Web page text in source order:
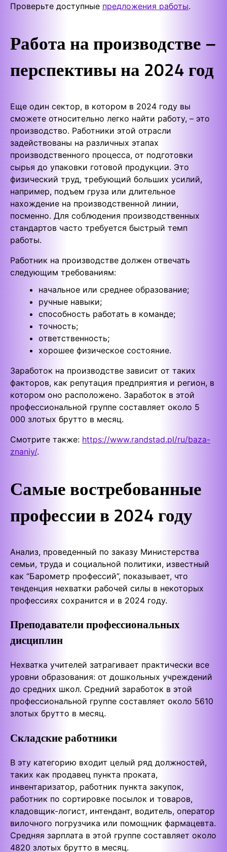
Проверьте доступные предложения работы.
Работа на производстве –
перспективы на 2024 год
Еще один сектор, в котором в 2024 году вы
сможете относительно легко найти работу, – это
производство. Работники этой отрасли
задействованы на различных этапах
производственного процесса, от подготовки
сырья до упаковки готовой продукции. Это
физический труд, требующий больших усилий,
например, подъем груза или длительное
нахождение на производственной линии,
посменно. Для соблюдения производственных
стандартов часто требуется быстрый темп
работы.
Работник на производстве должен отвечать
следующим требованиям:
начальное или среднее образование;
ручные навыки;
способность работать в команде;
точность;
ответственность;
хорошее физическое состояние.
Заработок на производстве зависит от таких
факторов, как репутация предприятия и регион, в
котором оно расположено. Заработок в этой
профессиональной группе составляет около 5
000 злотых брутто в месяц.
Смотрите также: https://www.randstad.pl/ru/baza-
znaniy/.
Самые востребованные
профессии в 2024 году
Анализ, проведенный по заказу Министерства
семьи, труда и социальной политики, известный
как “Барометр профессий”, показывает, что
тенденция нехватки рабочей силы в некоторых
профессиях сохранится и в 2024 году.
Преподаватели профессиональных
дисциплин
Нехватка учителей затрагивает практически все
уровни образования: от дошкольных учреждений
до средних школ. Средний заработок в этой
профессиональной группе составляет около 5610
злотых брутто в месяц.
Складские работники
В эту категорию входит целый ряд должностей,
таких как продавец пункта проката,
инвентаризатор, работник пункта закупок,
работник по сортировке посылок и товаров,
кладовщик-логист, интендант, водитель, оператор
вилочного погрузчика или помощник фармацевта.
Средняя зарплата в этой группе составляет около
4820 злотых брутто в месяц.